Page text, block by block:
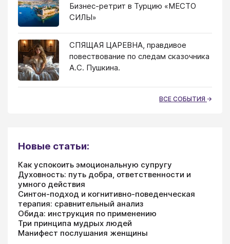
Бизнес-ретрит в Турцию «МЕСТО
СИЛЫ»
СПЯЩАЯ ЦАРЕВНА, правдивое
повествование по следам сказочника
А.С. Пушкина.
ВСЕ СОБЫТИЯ
Новые статьи:
Как успокоить эмоциональную супругу
Духовность: путь добра, ответственности и
умного действия
Синтон-подход и когнитивно-поведенческая
терапия: сравнительный анализ
Обида: инструкция по применению
Три принципа мудрых людей
Манифест послушания женщины